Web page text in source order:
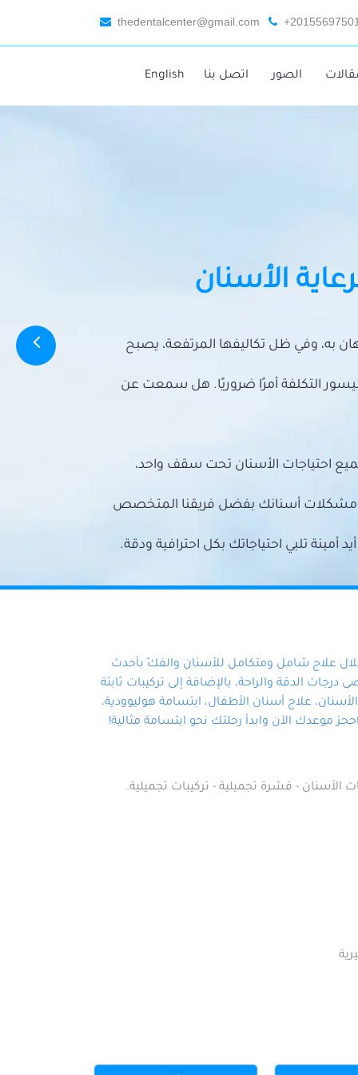
thedentalcenter@gmail.com
الصور اتصل بنا English
الأسنان
به، وفي ظل تكاليفها المرتفعة، يصبح
التكلفة أمرًا ضروريًا. هل سمعت عن
احتياجات الأسنان تحت سقف واحد،
مشكلات أسنانك بفضل فريقنا المتخصص
تلبي احتياجاتك بكل احترافية ودقة.
علاج شامل ومتكامل للأسنان والفكّ بأحدث
الدقة والراحة، بالإضافة إلى تركيبات ثابتة
علاج أسنان الأطفال، ابتسامة هوليوودية،
موعدك الآن وابدأ رحلتك نحو ابتسامة مثالية!
الأسنان - قشرة تجميلية - تركيبات تجميلية.